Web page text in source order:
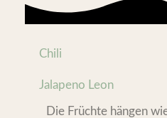
Chili
Jalapeno Leon
Die Früchte hängen